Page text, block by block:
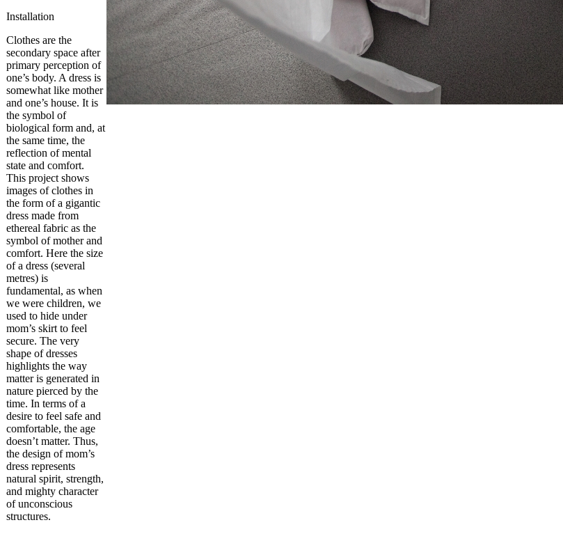
Installation
Clothes are the
secondary space after
primary perception of
one’s body. A dress is
somewhat like mother
and one’s house. It is
the symbol of
biological form and, at
the same time, the
reflection of mental
state and comfort.
This project shows
images of clothes in
the form of a gigantic
dress made from
ethereal fabric as the
symbol of mother and
comfort. Here the size
of a dress (several
metres) is
fundamental, as when
we were children, we
used to hide under
mom’s skirt to feel
secure. The very
shape of dresses
highlights the way
matter is generated in
nature pierced by the
time. In terms of a
desire to feel safe and
comfortable, the age
doesn’t matter. Thus,
the design of mom’s
dress represents
natural spirit, strength,
and mighty character
of unconscious
structures.